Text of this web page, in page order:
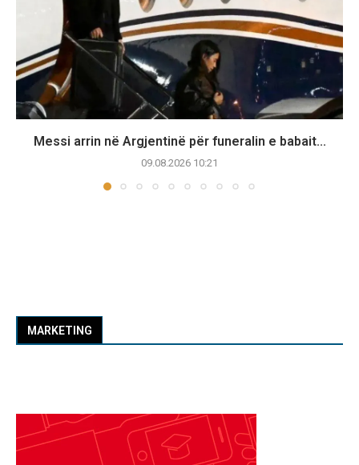
Messi arrin në Argjentinë për funeralin e babait...
09.08.2026 10:21
MARKETING